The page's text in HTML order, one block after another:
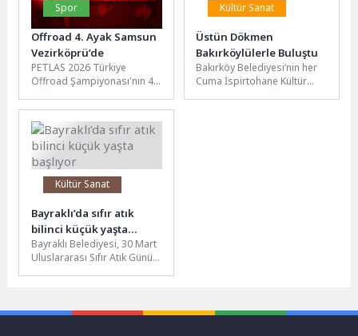
Spor
Offroad 4. Ayak Samsun
Vezirköprü’de
PETLAS 2026 Türkiye
Offroad Şampiyonası'nın 4.
24-26 Temmuz tarihleri
arasında Samsun...
Kültür Sanat
Üstün Dökmen
Bakırköylülerle Buluştu
Bakırköy Belediyesi’nin her
Cuma İspirtohane Kültür
Kültür Sanat
Bayraklı’da sıfır atık
bilinci küçük yaşta
başlıyor
Bayraklı Belediyesi, 30 Mart
Uluslararası Sıfır Atık Günü
Değişikliği...